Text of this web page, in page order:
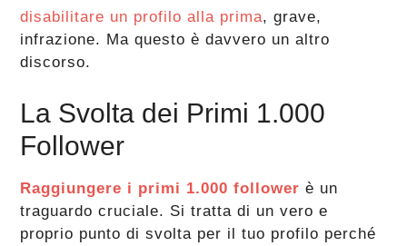
disabilitare un profilo alla prima, grave,
infrazione. Ma questo è davvero un altro
discorso.
La Svolta dei Primi 1.000
Follower
Raggiungere i primi 1.000 follower è un
traguardo cruciale. Si tratta di un vero e
proprio punto di svolta per il tuo profilo perché